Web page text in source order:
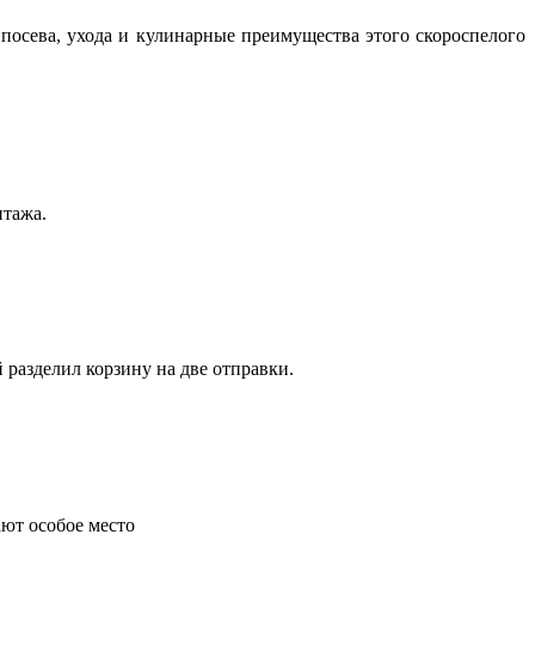
ухода и кулинарные преимущества этого скороспелого
корзину на две отправки.
особое место